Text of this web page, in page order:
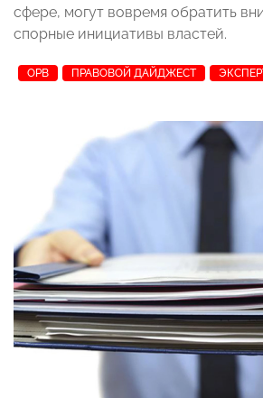
сфере, могут вовремя обратить
спорные инициативы властей.
ОРВ ПРАВОВОЙ ДАЙДЖЕСТ